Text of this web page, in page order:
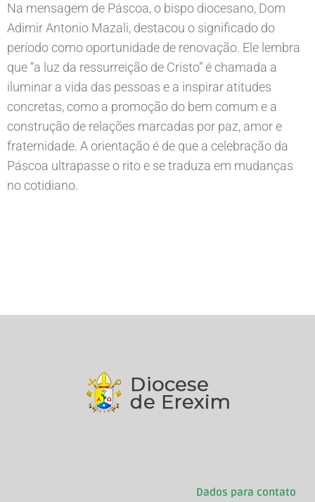
Na mensagem de Páscoa, o bispo diocesano, Dom
Adimir Antonio Mazali, destacou o significado do
período como oportunidade de renovação. Ele lembra
que “a luz da ressurreição de Cristo” é chamada a
iluminar a vida das pessoas e a inspirar atitudes
concretas, como a promoção do bem comum e a
construção de relações marcadas por paz, amor e
fraternidade. A orientação é de que a celebração da
Páscoa ultrapasse o rito e se traduza em mudanças
no cotidiano.
Dados para contato